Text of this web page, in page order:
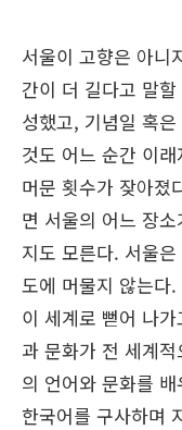
서울이 고향은 아니
간이 더 길다고 말
성했고, 기념일 혹
것도 어느 순간 이
머문 횟수가 잦아졌
면 서울의 어느 장
지도 모른다. 서울
도에 머물지 않는다
이 세계로 뻗어 나
과 문화가 전 세계
의 언어와 문화를
한국어를 구사하며